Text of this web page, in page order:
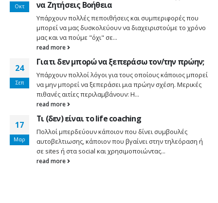
Οκτ
να Ζητήσεις Βοήθεια
Υπάρχουν πολλές πεποιθήσεις και συμπεριφορές που
μπορεί να μας δυσκολεύουν να διαχειριστούμε το χρόνο
μας και να πούμε "όχι" σε...
read more
24
Σεπ
Γιατι δεν μπορώ να ξεπεράσω τον/την πρώην;
Υπάρχουν πολλοί λόγοι για τους οποίους κάποιος μπορεί
να μην μπορεί να ξεπεράσει μια πρώην σχέση. Μερικές
πιθανές αιτίες περιλαμβάνουν: Η...
read more
17
Μαρ
Τι (δεν) είναι το life coaching
Πολλοί μπερδεύουν κάποιον που δίνει συμβουλές
αυτοβελτιωσης, κάποιον που βγαίνει στην τηλεόραση ή
σε sites ή στα social και χρησιμοποιώντας...
read more